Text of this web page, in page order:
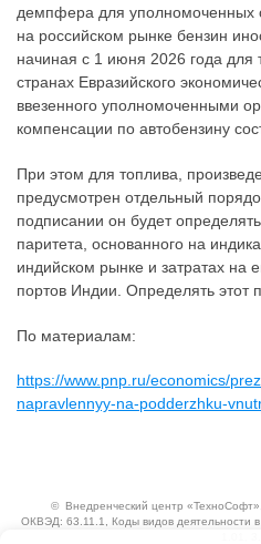
демпфера для уполномоченных
на российском рынке бензин
начиная с 1 июня 2026 года для
странах Евразийского
ввезенного уполномоченными
компенсации по автобензину
При этом для топлива,
предусмотрен отдельный
подписании он будет
паритета, основанного на
индийском рынке и затратах на
портов Индии. Определять этот
По материалам:
https://www.pnp.ru/economics/
napravlennyy-na-podderzhku-
© Внедренческий центр «ТехноСофт»
ОКВЭД: 63.11.1, Коды видов деятельности